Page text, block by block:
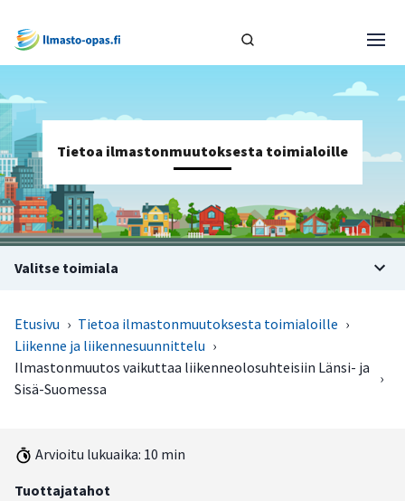
Tietoa ilmastonmuutoksesta toimialoille
Valitse toimiala
Etusivu › Tietoa ilmastonmuutoksesta toimialoille ›
Liikenne ja liikennesuunnittelu ›
Ilmastonmuutos vaikuttaa liikenneolosuhteisiin Länsi- ja
Sisä-Suomessa
›
Arvioitu lukuaika: 10 min
Tuottajatahot